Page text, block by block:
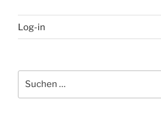
Log-in
nach: